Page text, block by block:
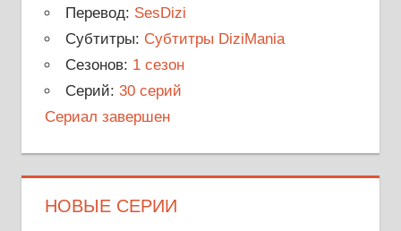
Перевод: SesDizi
Субтитры: Субтитры DiziMania
Сезонов: 1 сезон
Серий: 30 серий
Сериал завершен
НОВЫЕ СЕРИИ